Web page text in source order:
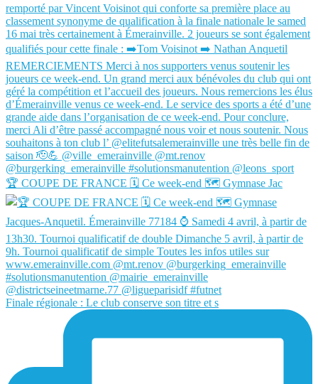
🏆 COUPE DE FRANCE 🗓️ Ce week-end 🗺️ Gymnase Jac
Finale régionale : Le club conserve son titre et s